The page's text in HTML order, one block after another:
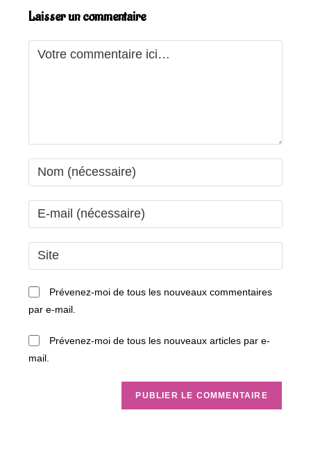
Laisser un commentaire
Comment
Enter
your
name
comment
Enter
your
email
address
comment
Saisir
l’URL
de
(facultatif)
Prévenez-moi de tous les nouveaux commentaires
par e-mail.
Prévenez-moi de tous les nouveaux articles par e-
mail.